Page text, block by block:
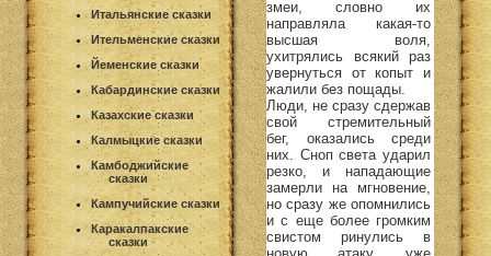
Итальянские сказки
Ительменские сказки
Йеменские сказки
Кабардинские сказки
Казахские сказки
Калмыцкие сказки
Камбоджийские
сказки
Кампучийские сказки
Каракалпакские
сказки
змеи, словно их
направляла какая-то
высшая воля,
ухитрялись всякий раз
увернуться от копыт и
жалили без пощады.
Люди, не сразу сдержав
свой стремительный
бег, оказались среди
них. Сноп света ударил
резко, и нападающие
замерли на мгновение,
но сразу же опомнились
и с еще более громким
свистом ринулись в